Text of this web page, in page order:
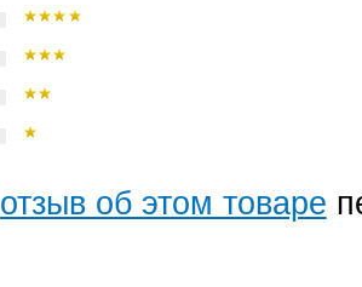
отзыв об этом товаре